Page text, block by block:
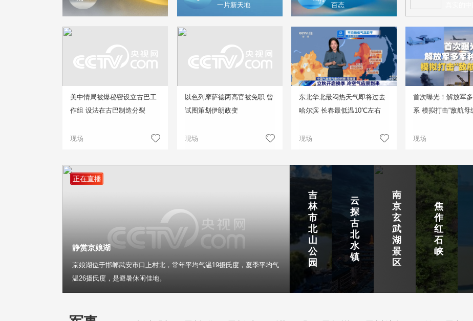
一片新天地
百态
美中情局被爆秘密设立古巴工
作组 设法在古巴制造分裂
现场
以色列摩萨德两高官被免职 曾
试图策划伊朗政变
现场
东北华北最闷热天气即将过去
哈尔滨 长春最低温10℃左右
现场
首次曝光！解放军
系 模拟打击“敌航母
现场
正在直播
静赏京娘湖
京娘湖位于邯郸武安市口上村北，常年平均气温19摄氏度，夏季平均气
温26摄氏度，是避暑休闲佳地。
吉
林
市
北
山
公
园
云
探
古
北
水
镇
南
京
玄
武
湖
景
区
焦
作
红
石
峡